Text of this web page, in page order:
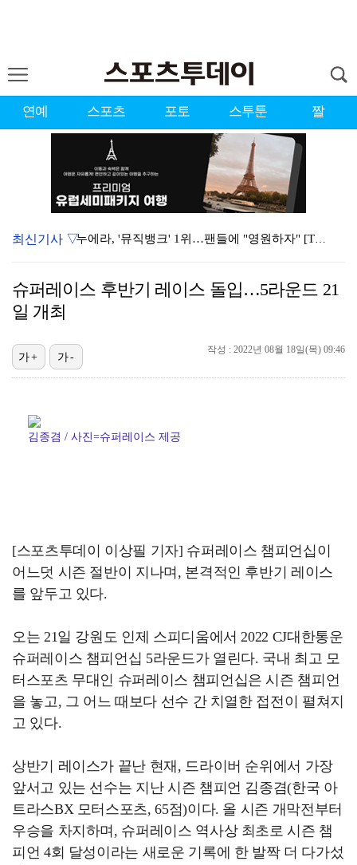
연예 스포츠 포토 스투툰 짤
누에라, '뮤직뱅크' 1위…팬들에 "영원하자" [TV캡…
강채연, 제주삼다수 2R 깜짝 선두 도약…박민지 공동 …
폭발까지 5분…안보현·정은채, 목숨 건 사투 시작(재벌…
'1라운드 115위' 김민별, 2라운드 7타 줄이며 7…
최신기사 ▽
슈퍼레이스 후반기 레이스 돌입…5라운드 21
일 개최
작성 : 2022년 08월 18일(목) 09:46
가+ 가-
김종겸 / 사진=슈퍼레이스 제공
[스포츠투데이 이상필 기자] 슈퍼레이스 챔피언십이
어느덧 시즌 절반이 지나며, 본격적인 후반기 레이스
를 앞두고 있다.
오는 21일 강원도 인제 스피디움에서 2022 CJ대한통운
슈퍼레이스 챔피언십 5라운드가 열린다. 국내 최고 모
터스포츠 무대인 슈퍼레이스 챔피언십은 시즌 챔피언
을 놓고, 그 어느 때보다 선수 간 치열한 접전이 펼쳐지
고 있다.
상반기 레이스가 끝난 현재, 드라이버 순위에서 가장
앞서고 있는 선수는 지난 시즌 챔피언 김종겸(한국 아
트라스BX 모터스포츠, 65점)이다. 올 시즌 개막전부터
우승을 차지하며, 슈퍼레이스 역사상 최초로 시즌 챔
피언 4회 달성이라는 새로운 기록에 한 발짝 더 다가섰